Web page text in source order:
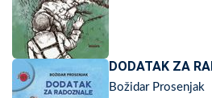
DODATAK ZA
Božidar Prosenjak